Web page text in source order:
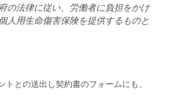
の法律に従い、労働者に負担をかけ
人用生命傷害保険を提供するものと
トとの送出し契約書のフォームにも、